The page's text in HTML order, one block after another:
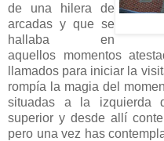
de una hilera de
arcadas y que se
hallaba en
aquellos momentos
llamados para iniciar la
rompía la magia del
situadas a la izquierda
superior y desde allí
pero una vez has